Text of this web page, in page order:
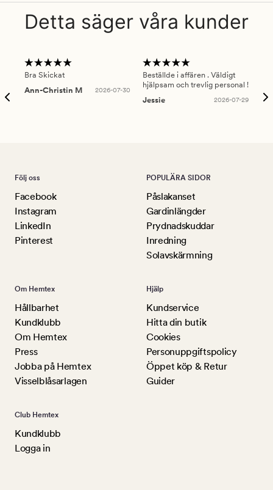
Detta säger våra kunder
Bra Skickat
Ann-Christin M
2026-07-30
Beställde i affären . Väldigt
hjälpsam och trevlig personal !
Jessie
2026-07-29
Följ oss
Facebook
Instagram
LinkedIn
Pinterest
POPULÄRA SIDOR
Påslakanset
Gardinlängder
Prydnadskuddar
Inredning
Solavskärmning
Om Hemtex
Hållbarhet
Kundklubb
Om Hemtex
Press
Jobba på Hemtex
Visselblåsarlagen
Hjälp
Kundservice
Hitta din butik
Cookies
Personuppgiftspolicy
Öppet köp & Retur
Guider
Club Hemtex
Kundklubb
Logga in